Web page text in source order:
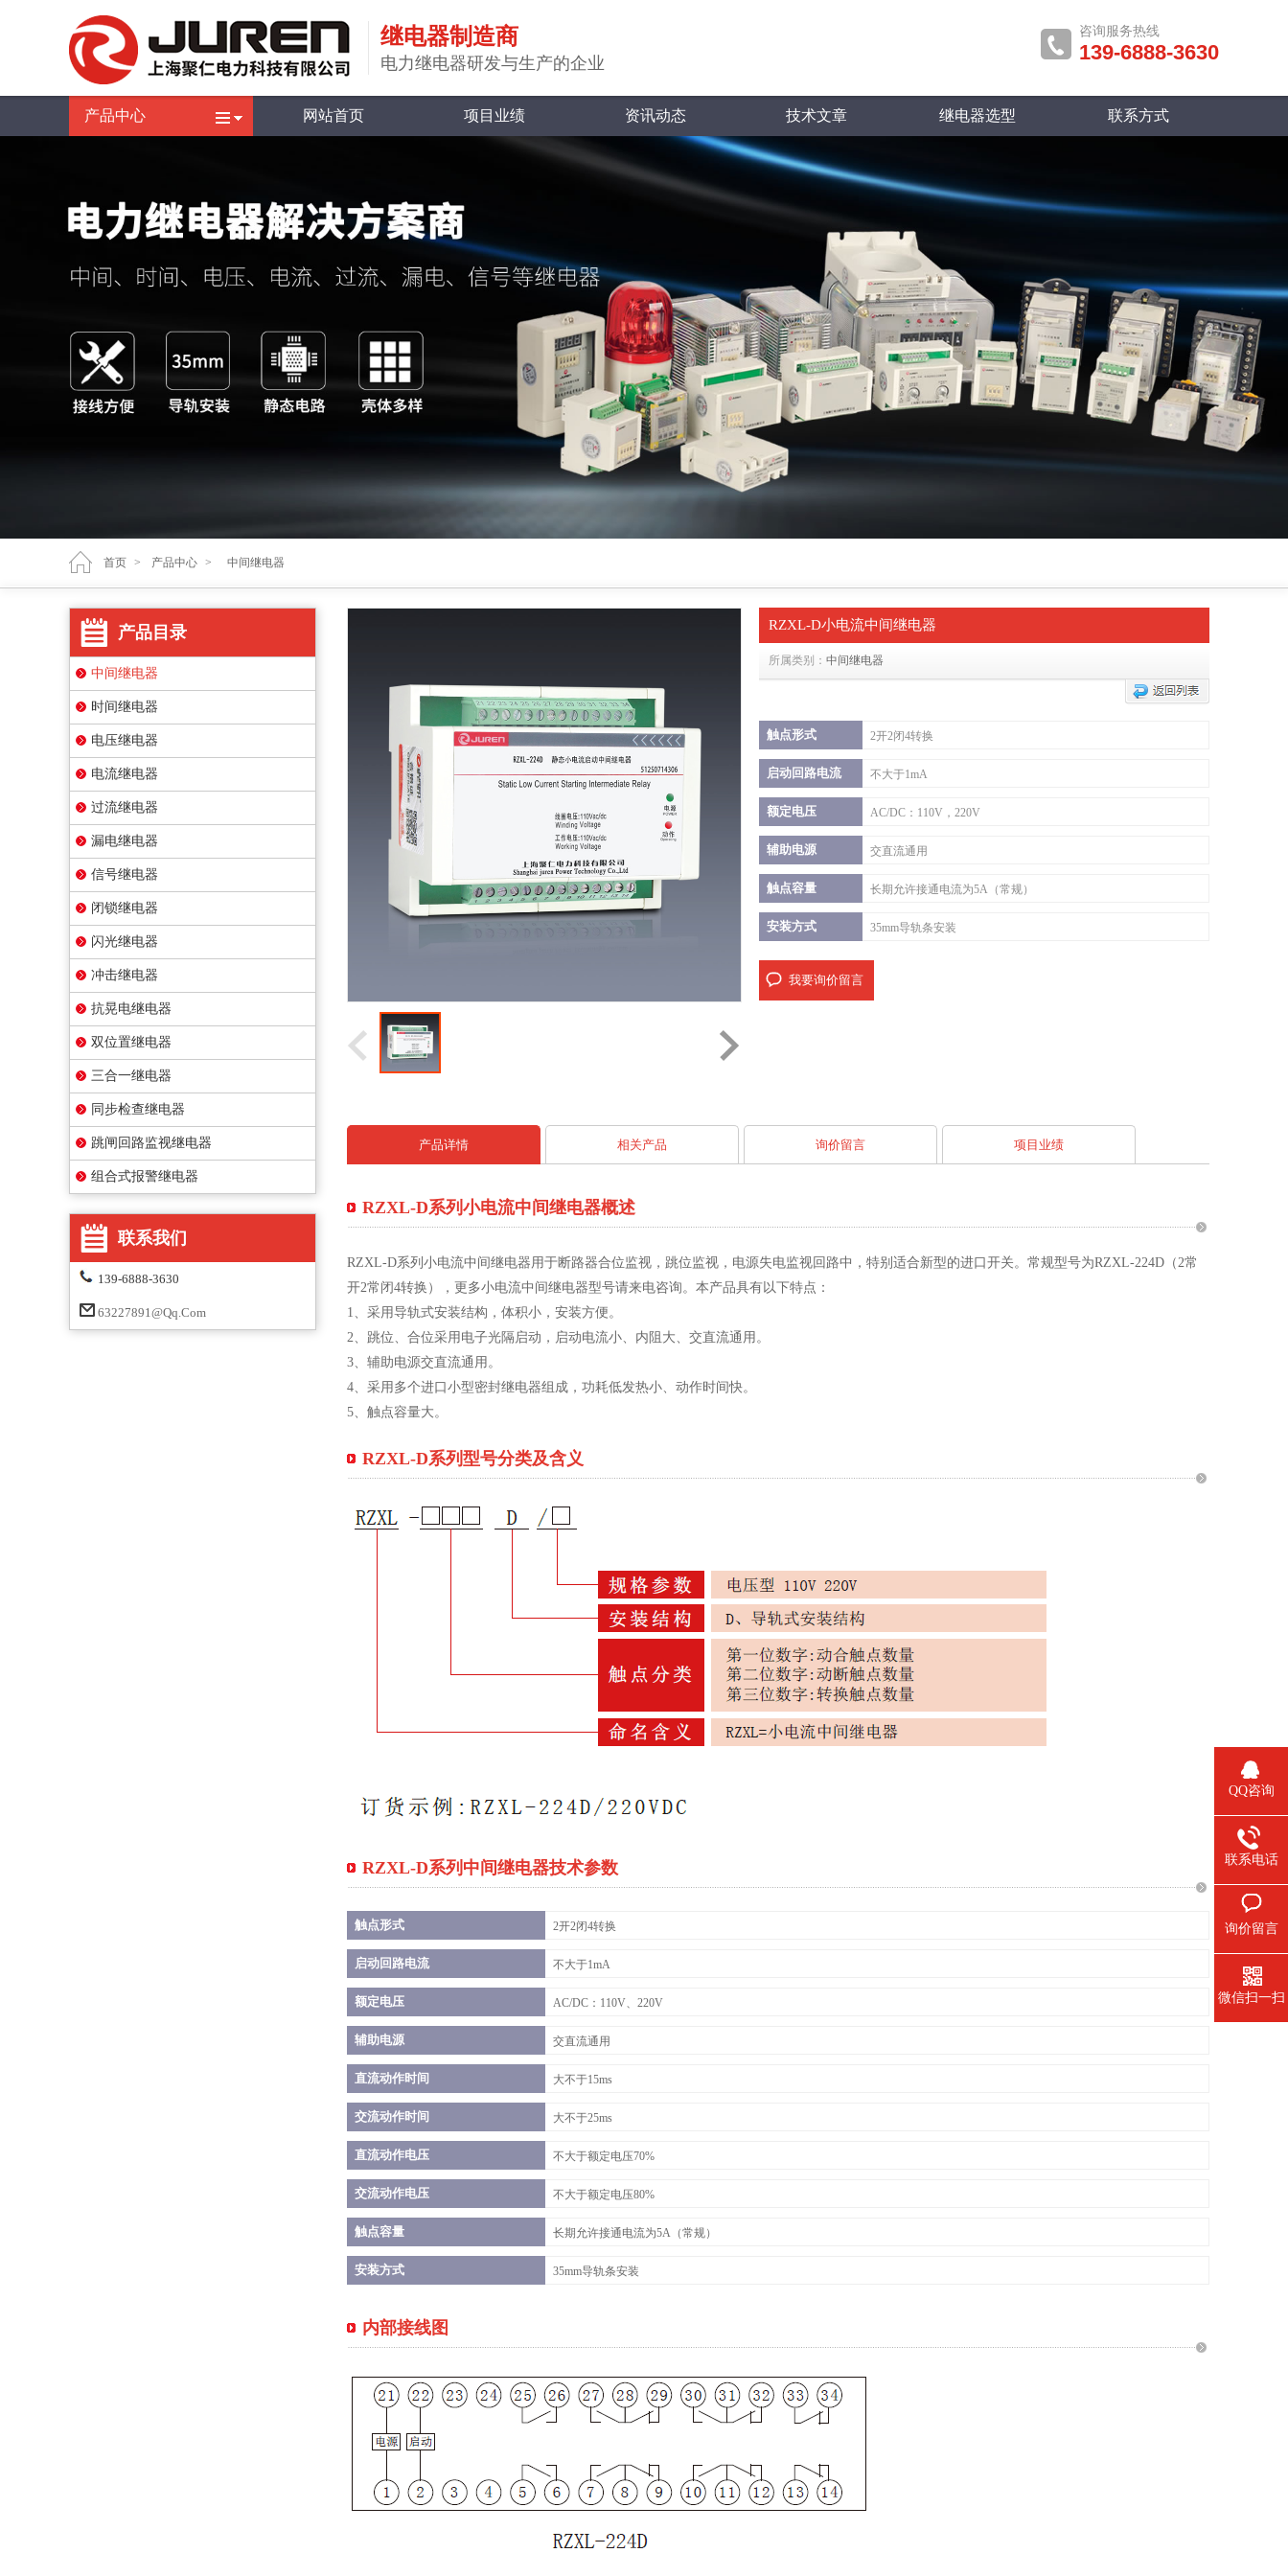
继电器制造商
电力继电器研发与生产的企业
咨询服务热线
139-6888-3630
产品中心 网站首页 项目业绩 资讯动态 技术文章 继电器选型 联系方式
首页 > 产品中心 > 中间继电器
产品目录
中间继电器
时间继电器
电压继电器
电流继电器
过流继电器
漏电继电器
信号继电器
闭锁继电器
闪光继电器
冲击继电器
抗晃电继电器
双位置继电器
三合一继电器
同步检查继电器
跳闸回路监视继电器
组合式报警继电器
联系我们
139-6888-3630
63227891@qq.com
RZXL-D小电流中间继电器
所属类别： 中间继电器
触点形式 2开2闭4转换
启动回路电流 不大于1mA
额定电压 AC/DC：110V，220V
辅助电源 交直流通用
触点容量 长期允许接通电流为5A（常规）
安装方式 35mm导轨条安装
我要询价留言
产品详情 相关产品 询价留言 项目业绩
RZXL-D系列小电流中间继电器概述
RZXL-D系列小电流中间继电器用于断路器合位监视，跳位监视，电源失电监视回路中，特别适合新型的进口开关。常规型号为RZXL-224D（2常
开2常闭4转换），更多小电流中间继电器型号请来电咨询。本产品具有以下特点：
1、采用导轨式安装结构，体积小，安装方便。
2、跳位、合位采用电子光隔启动，启动电流小、内阻大、交直流通用。
3、辅助电源交直流通用。
4、采用多个进口小型密封继电器组成，功耗低发热小、动作时间快。
5、触点容量大。
RZXL-D系列型号分类及含义
RZXL-D系列中间继电器技术参数
触点形式 2开2闭4转换
启动回路电流 不大于1mA
额定电压 AC/DC：110V、220V
辅助电源 交直流通用
直流动作时间 大不于15ms
交流动作时间 大不于25ms
直流动作电压 不大于额定电压70%
交流动作电压 不大于额定电压80%
触点容量 长期允许接通电流为5A（常规）
安装方式 35mm导轨条安装
内部接线图
QQ咨询
联系电话
询价留言
微信扫一扫